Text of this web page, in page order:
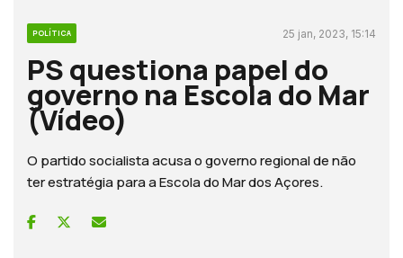
POLÍTICA 25 jan, 2023, 15:14
PS questiona papel do
governo na Escola do Mar
(Vídeo)
O partido socialista acusa o governo regional de não
ter estratégia para a Escola do Mar dos Açores.